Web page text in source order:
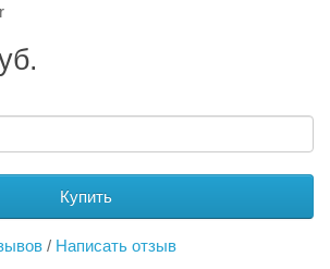
Купить
/ Написать отзыв